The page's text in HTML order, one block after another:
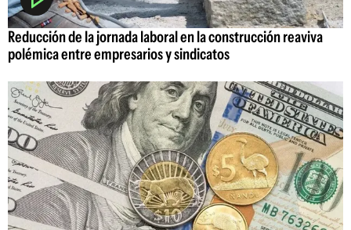
Reducción de la jornada laboral en la construcción reaviva
polémica entre empresarios y sindicatos